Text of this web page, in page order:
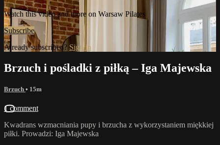
Watch this video and more on Warsaw Pilates
Subscribe
Already subscribed? Sign in
Brzuch i pośladki z piłką – Iga Majewska
Brzuch • 15m
1 comment
Kwadrans wzmacniania pupy i brzucha z wykorzystaniem miękkiej
piłki. Prowadzi: Iga Majewska